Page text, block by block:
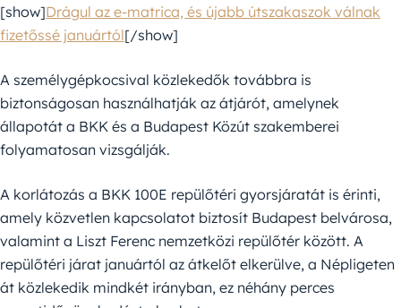
[show]Drágul az e-matrica, és újabb útszakaszok válnak
fizetőssé januártól[/show]
A személygépkocsival közlekedők továbbra is
biztonságosan használhatják az átjárót, amelynek
állapotát a BKK és a Budapest Közút szakemberei
folyamatosan vizsgálják.
A korlátozás a BKK 100E repülőtéri gyorsjáratát is érinti,
amely közvetlen kapcsolatot biztosít Budapest belvárosa,
valamint a Liszt Ferenc nemzetközi repülőtér között. A
repülőtéri járat januártól az átkelőt elkerülve, a Népligeten
át közlekedik mindkét irányban, ez néhány perces